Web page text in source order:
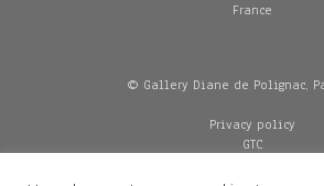
France
© Gallery Diane de Polignac,
Privacy policy
GTC